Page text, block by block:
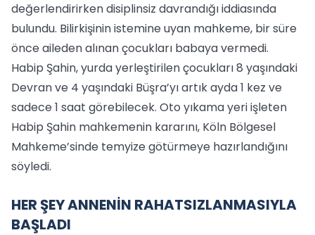
değerlendirirken disiplinsiz davrandığı iddiasında
bulundu. Bilirkişinin istemine uyan mahkeme, bir süre
önce aileden alınan çocukları babaya vermedi.
Habip Şahin, yurda yerleştirilen çocukları 8 yaşındaki
Devran ve 4 yaşındaki Büşra’yı artık ayda 1 kez ve
sadece 1 saat görebilecek. Oto yıkama yeri işleten
Habip Şahin mahkemenin kararını, Köln Bölgesel
Mahkeme’sinde temyize götürmeye hazırlandığını
söyledi.
HER ŞEY ANNENİN RAHATSIZLANMASIYLA
BAŞLADI